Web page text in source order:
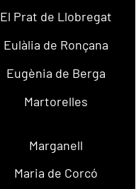
El Prat de Llobregat
Eulàlia de Ronçana
Eugènia de Berga
Martorelles
Marganell
Maria de Corcó